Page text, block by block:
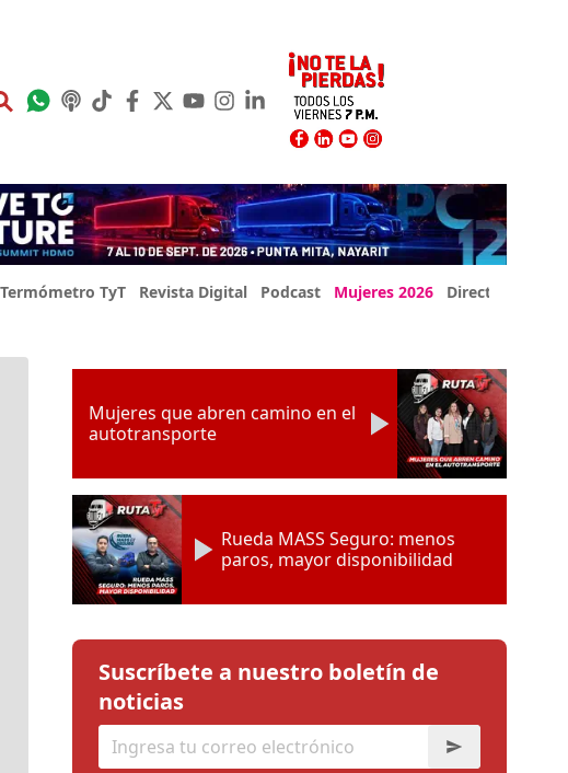
Termómetro TyT Revista Digital Podcast Mujeres 2026 Directorio Expo
Mujeres que abren camino en el
autotransporte
Rueda MASS Seguro: menos
paros, mayor disponibilidad
Suscríbete a nuestro boletín de
noticias